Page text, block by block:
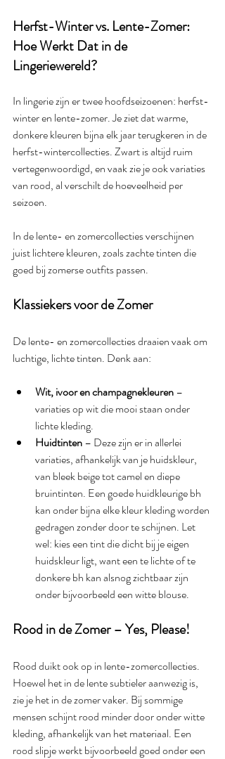
Herfst-Winter vs. Lente-Zomer:
Hoe Werkt Dat in de
Lingeriewereld?
In lingerie zijn er twee hoofdseizoenen: herfst-
winter en lente-zomer. Je ziet dat warme,
donkere kleuren bijna elk jaar terugkeren in de
herfst-wintercollecties. Zwart is altijd ruim
vertegenwoordigd, en vaak zie je ook variaties
van rood, al verschilt de hoeveelheid per
seizoen.
In de lente- en zomercollecties verschijnen
juist lichtere kleuren, zoals zachte tinten die
goed bij zomerse outfits passen.
Klassiekers voor de Zomer
De lente- en zomercollecties draaien vaak om
luchtige, lichte tinten. Denk aan:
Wit, ivoor en champagnekleuren –
variaties op wit die mooi staan onder
lichte kleding.
Huidtinten – Deze zijn er in allerlei
variaties, afhankelijk van je huidskleur,
van bleek beige tot camel en diepe
bruintinten. Een goede huidkleurige bh
kan onder bijna elke kleur kleding worden
gedragen zonder door te schijnen. Let
wel: kies een tint die dicht bij je eigen
huidskleur ligt, want een te lichte of te
donkere bh kan alsnog zichtbaar zijn
onder bijvoorbeeld een witte blouse.
Rood in de Zomer – Yes, Please!
Rood duikt ook op in lente-zomercollecties.
Hoewel het in de lente subtieler aanwezig is,
zie je het in de zomer vaker. Bij sommige
mensen schijnt rood minder door onder witte
kleding, afhankelijk van het materiaal. Een
rood slipje werkt bijvoorbeeld goed onder een